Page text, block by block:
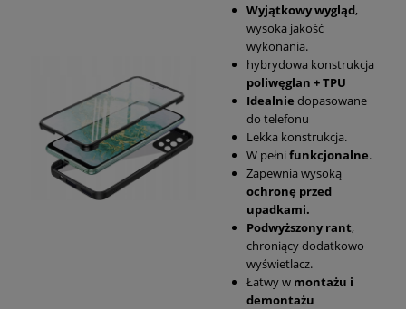
Wyjątkowy wygląd,
wysoka jakość
wykonania.
hybrydowa konstrukcja
poliwęglan + TPU
Idealnie dopasowane
do telefonu
Lekka konstrukcja.
W pełni funkcjonalne.
Zapewnia wysoką
ochronę przed
upadkami.
Podwyższony rant,
chroniący dodatkowo
wyświetlacz.
Łatwy w montażu i
demontażu